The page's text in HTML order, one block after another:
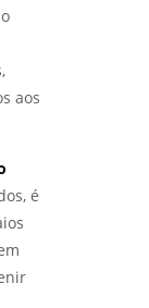
aos
é